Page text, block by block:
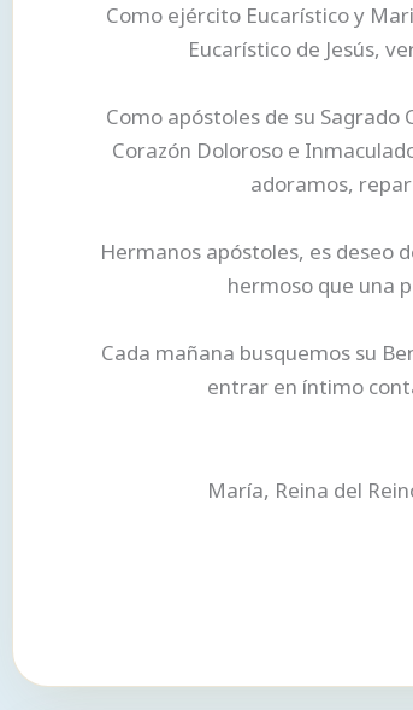
Como ejército Eucarístico y
Eucarístico de Jesús,
Como apóstoles de su Sagrado
Corazón Doloroso e
adoramos,
Hermanos apóstoles, es deseo
hermoso que una
Cada mañana busquemos su
entrar en íntimo
María, Reina del